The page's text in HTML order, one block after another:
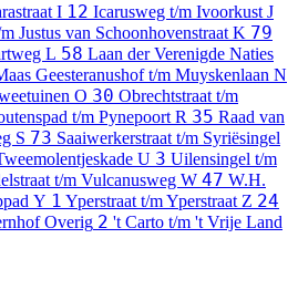
I 12 Icarusweg t/m Ivoorkust J
Justus van Schoonhovenstraat K 79
L 58 Laan der Verenigde Naties
Geesteranushof t/m Muyskenlaan N
O 30 Obrechtstraat t/m
t/m Pynepoort R 35 Raad van
S 73 Saaiwerkerstraat t/m Syriësingel
U 3 Uilensingel t/m
t/m Vulcanusweg W 47 W.H.
Y 1 Yperstraat t/m Yperstraat Z 24
Overig 2 't Carto t/m 't Vrije Land